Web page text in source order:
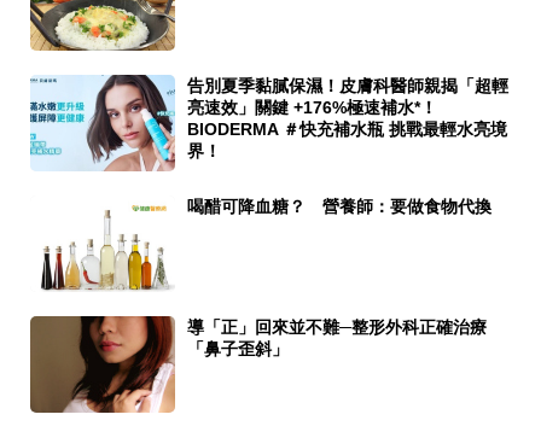
告別夏季黏膩保濕！皮膚科醫師親揭「超輕
亮速效」關鍵 +176%極速補水*！
BIODERMA ＃快充補水瓶 挑戰最輕水亮境
界！
喝醋可降血糖？ 營養師：要做食物代換
導「正」回來並不難─整形外科正確治療
「鼻子歪斜」